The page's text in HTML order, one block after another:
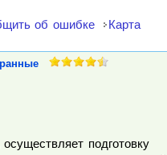
об ошибке Карта
подготовку